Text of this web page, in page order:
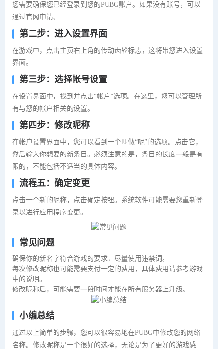
您需要确保您已经登录到您的PUBG账户。如果没有账号，可以
通过官网申请。
第二步：进入设置界面
在游戏中，点击主页右上角的传动齿轮标志，这将带您进入设置
界面。
第三步：选择帐号设置
在设置界面中，找到并点击“帐户”选项。在这里，您可以管理所
有与您的帐户相关的设置。
第四步：修改昵称
在帐户设置界面中，您可以看到一个叫做“呢”的选项。点击它，
然后输入你想要的新条目。必须注意的是，条目的长度一般是有
限的，不能包括不适当的具体内容。
流程五：确定变更
点击一个新的呢称，点击确定按钮。系统软件可能需要您重新登
录以进行应用程序变更。
常见问题
确保你的新名字符合游戏的要求，尽量使用违禁词。
每次修改昵称也可能需要支付一定的费用，具体费用请参考游戏
中的说明。
修改昵称后，可能需要一段时间才能在所有服务器上升级。
小编总结
通过以上简单的步骤，您可以很容易地在PUBG中修改您的网络
名称。修改昵称是一个很好的选择，无论是为了更好的游戏感